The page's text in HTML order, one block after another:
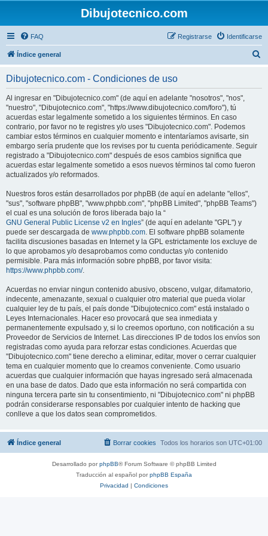
Dibujotecnico.com
FAQ Identificarse
Registrarse
Índice general
Dibujotecnico.com - Condiciones de uso
Al ingresar en "Dibujotecnico.com" (de aquí en adelante "nosotros", "nos",
"nuestro", "Dibujotecnico.com", "https://www.dibujotecnico.com/foro"), tú
acuerdas estar legalmente sometido a los siguientes términos. En caso
contrario, por favor no te registres y/o uses "Dibujotecnico.com". Podemos
cambiar estos términos en cualquier momento e intentaríamos avisarte, sin
embargo sería prudente que los revises por tu cuenta periódicamente. Seguir
registrado a "Dibujotecnico.com" después de esos cambios significa que
acuerdas estar legalmente sometido a esos nuevos términos tal como fueron
actualizados y/o reformados.
Nuestros foros están desarrollados por phpBB (de aquí en adelante "ellos",
"sus", "software phpBB", "www.phpbb.com", "phpBB Limited", "phpBB Teams")
el cual es una solución de foros liberada bajo la “
GNU General Public License v2 en Ingles” (de aquí en adelante "GPL") y
puede ser descargada de www.phpbb.com. El software phpBB solamente
facilita discusiones basadas en Internet y la GPL estrictamente los excluye de
lo que aprobamos y/o desaprobamos como conductas y/o contenido
permisible. Para más información sobre phpBB, por favor visita:
https://www.phpbb.com/.
Acuerdas no enviar ningun contenido abusivo, obsceno, vulgar, difamatorio,
indecente, amenazante, sexual o cualquier otro material que pueda violar
cualquier ley de tu país, el país donde "Dibujotecnico.com" está instalado o
Leyes Internacionales. Hacer eso provocará que sea inmediata y
permanentemente expulsado y, si lo creemos oportuno, con notificación a su
Proveedor de Servicios de Internet. Las direcciones IP de todos los envíos son
registradas como ayuda para reforzar estas condiciones. Acuerdas que
"Dibujotecnico.com" tiene derecho a eliminar, editar, mover o cerrar cualquier
tema en cualquier momento que lo creamos conveniente. Como usuario
acuerdas que cualquier información que hayas ingresado será almacenada
en una base de datos. Dado que esta información no será compartida con
ninguna tercera parte sin tu consentimiento, ni "Dibujotecnico.com" ni phpBB
podrán considerarse responsables por cualquier intento de hacking que
conlleve a que los datos sean comprometidos.
Índice general Todos los horarios son UTC+01:00
Borrar cookies
Desarrollado porphpBB® Forum Software © phpBB Limited
Traducción al español porphpBB España
Privacidad | Condiciones